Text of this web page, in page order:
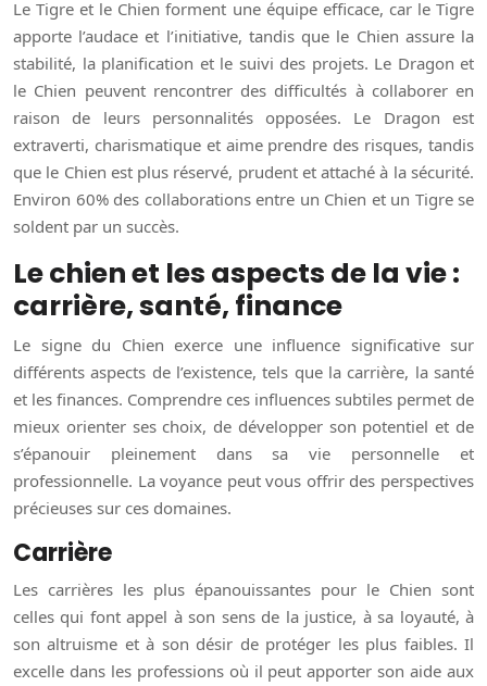
Le Tigre et le Chien forment une équipe efficace, car le Tigre
apporte l’audace et l’initiative, tandis que le Chien assure la
stabilité, la planification et le suivi des projets. Le Dragon et
le Chien peuvent rencontrer des difficultés à collaborer en
raison de leurs personnalités opposées. Le Dragon est
extraverti, charismatique et aime prendre des risques, tandis
que le Chien est plus réservé, prudent et attaché à la sécurité.
Environ 60% des collaborations entre un Chien et un Tigre se
soldent par un succès.
Le chien et les aspects de la vie :
carrière, santé, finance
Le signe du Chien exerce une influence significative sur
différents aspects de l’existence, tels que la carrière, la santé
et les finances. Comprendre ces influences subtiles permet de
mieux orienter ses choix, de développer son potentiel et de
s’épanouir pleinement dans sa vie personnelle et
professionnelle. La voyance peut vous offrir des perspectives
précieuses sur ces domaines.
Carrière
Les carrières les plus épanouissantes pour le Chien sont
celles qui font appel à son sens de la justice, à sa loyauté, à
son altruisme et à son désir de protéger les plus faibles. Il
excelle dans les professions où il peut apporter son aide aux